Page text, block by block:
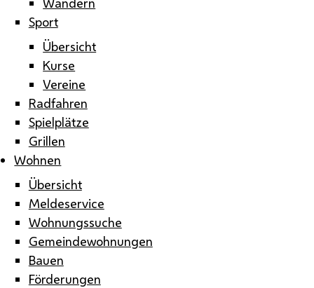
Sport
Übersicht
Kurse
Vereine
Radfahren
Spielplätze
Grillen
Wohnen
Übersicht
Meldeservice
Wohnungssuche
Gemeindewohnungen
Bauen
Förderungen